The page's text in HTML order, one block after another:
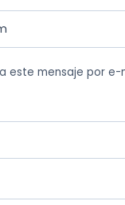
este mensaje por e-